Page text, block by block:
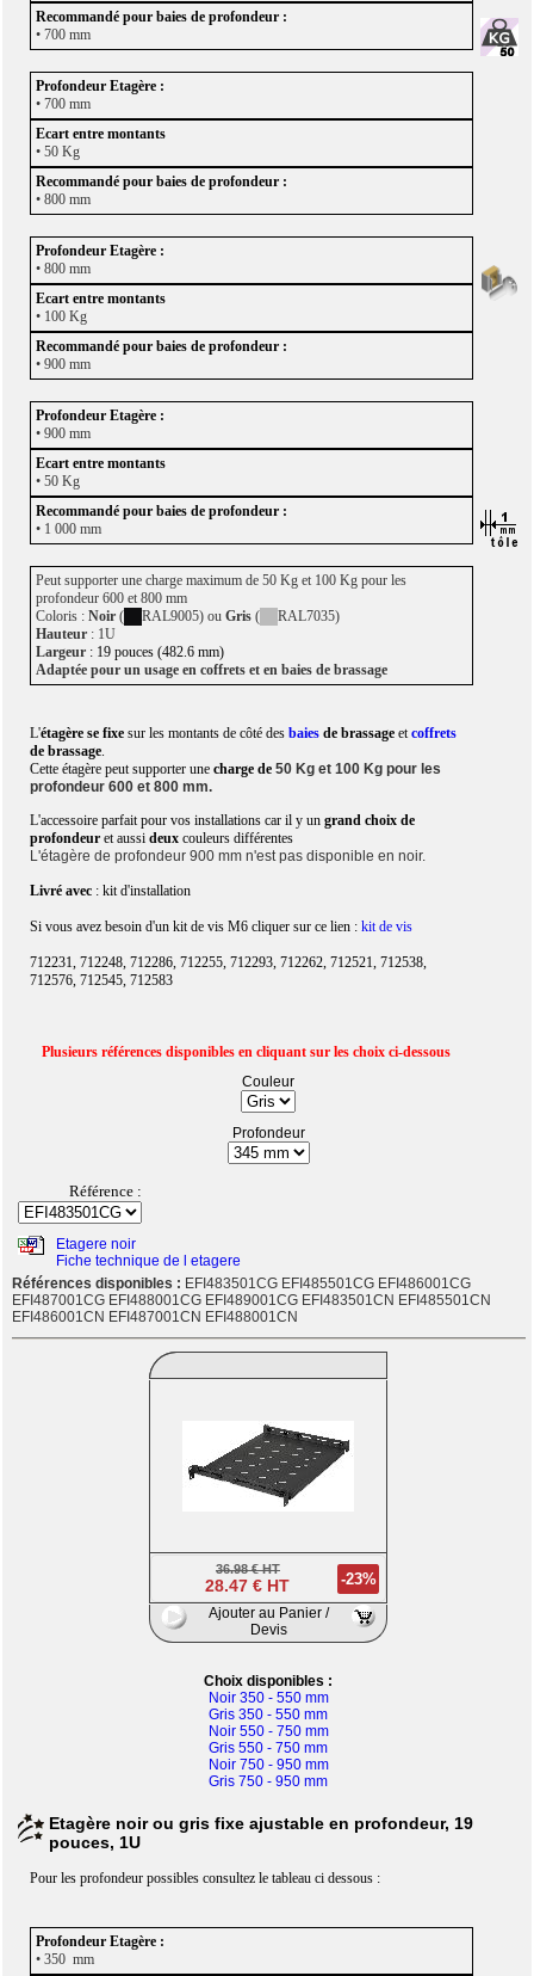
• 700 mm
• 700 mm
• 50 Kg
• 800 mm
• 800 mm
• 100 Kg
• 900 mm
• 900 mm
• 50 Kg
• 1 000 mm
Peut supporter une charge maximum de 50 Kg et 100 Kg pour les
profondeur 600 et 800 mm
Coloris :Noir ( RAL9005) ouGris(
RAL7035)
Hauteur : 1U
Largeur : 19 pouces (482.6 mm)
Adaptée pour un usage en coffrets et en baies de brassage
L'étagère se fixe sur les montants de côté desbaies de brassage etcoffrets
de brassage.
Cette étagère peut supporter unecharge de 50 Kg et 100 Kg pour les
profondeur 600 et 800 mm.
L'accessoire parfait pour vos installations car il y ungrand choix de
profondeur et aussideux couleurs différentes
L'étagère de profondeur 900 mm n'est pas disponible en noir.
Livré avec : kit d'installation
Si vous avez besoin d'un kit de vis M6 cliquer sur ce lien :kit de vis
712231, 712248, 712286, 712255, 712293, 712262, 712521, 712538,
712576, 712545, 712583
Plusieurs références disponibles en cliquant sur les choix ci-dessous
Couleur
Profondeur
Référence :
Etagere noir
Fiche technique de l etagere
Références disponibles : EFI483501CG EFI485501CG EFI486001CG
EFI487001CG EFI488001CG EFI489001CG EFI483501CN EFI485501CN
EFI486001CN EFI487001CN EFI488001CN
36.98 € HT
28.47 € HT -23%
Ajouter au Panier /
Devis
Choix disponibles :
Noir 350 - 550 mm
Gris 350 - 550 mm
Noir 550 - 750 mm
Gris 550 - 750 mm
Noir 750 - 950 mm
Gris 750 - 950 mm
Etagère noir ou gris fixe ajustable en profondeur, 19
pouces, 1U
Pour les profondeur possibles consultez le tableau ci dessous :
• 350 mm